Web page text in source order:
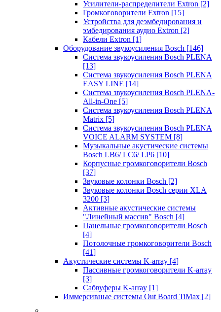
Усилители-распределители Extron [2]
Громкоговорители Extron [15]
Устройства для деэмбедирования и
эмбедирования аудио Extron [2]
Кабели Extron [1]
Оборудование звукоусиления Bosch [146]
Система звукоусиления Bosch PLENA
[13]
Система звукоусиления Bosch PLENA
EASY LINE [14]
Система звукоусиления Bosch PLENA-
All-in-One [5]
Система звукоусиления Bosch PLENA
Matrix [5]
Система звукоусиления Bosch PLENA
VOICE ALARM SYSTEM [8]
Музыкальные акустические системы
Bosch LB6/ LC6/ LP6 [10]
Корпусные громкоговорители Bosch
[37]
Звуковые колонки Bosch [2]
Звуковые колонки Bosch серии XLA
3200 [3]
Активные акустические системы
"Линейный массив" Bosch [4]
Панельные громкоговорители Bosch
[4]
Потолочные громкоговорители Bosch
[41]
Акустические системы K-array [4]
Пассивные громкоговорители K-array
[3]
Сабвуферы K-array [1]
Иммерсивные системы Out Board TiMax [2]